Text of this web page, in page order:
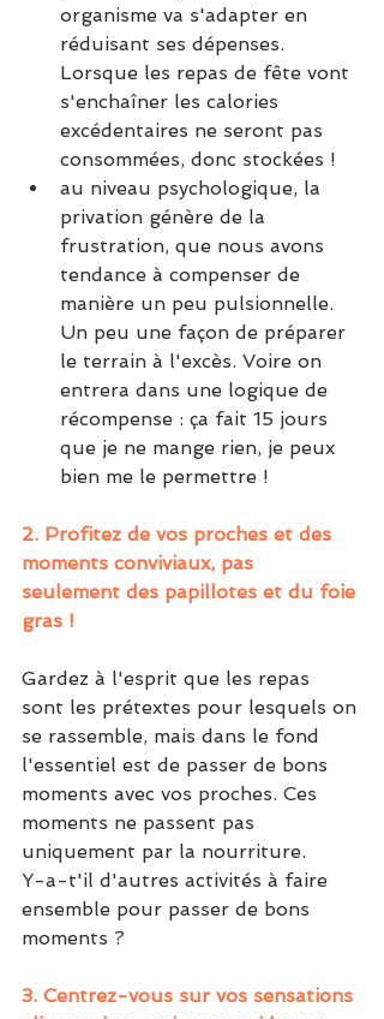
organisme va s'adapter en
réduisant ses dépenses.
Lorsque les repas de fête vont
s'enchaîner les calories
excédentaires ne seront pas
consommées, donc stockées !
au niveau psychologique, la
privation génère de la
frustration, que nous avons
tendance à compenser de
manière un peu pulsionnelle.
Un peu une façon de préparer
le terrain à l'excès. Voire on
entrera dans une logique de
récompense : ça fait 15 jours
que je ne mange rien, je peux
bien me le permettre !
2. Profitez de vos proches et des
moments conviviaux, pas
seulement des papillotes et du foie
gras !
Gardez à l'esprit que les repas
sont les prétextes pour lesquels on
se rassemble, mais dans le fond
l'essentiel est de passer de bons
moments avec vos proches. Ces
moments ne passent pas
uniquement par la nourriture.
Y-a-t'il d'autres activités à faire
ensemble pour passer de bons
moments ?
3. Centrez-vous sur vos sensations